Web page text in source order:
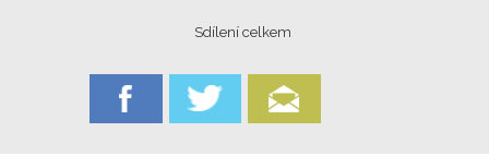
Sdílení celkem